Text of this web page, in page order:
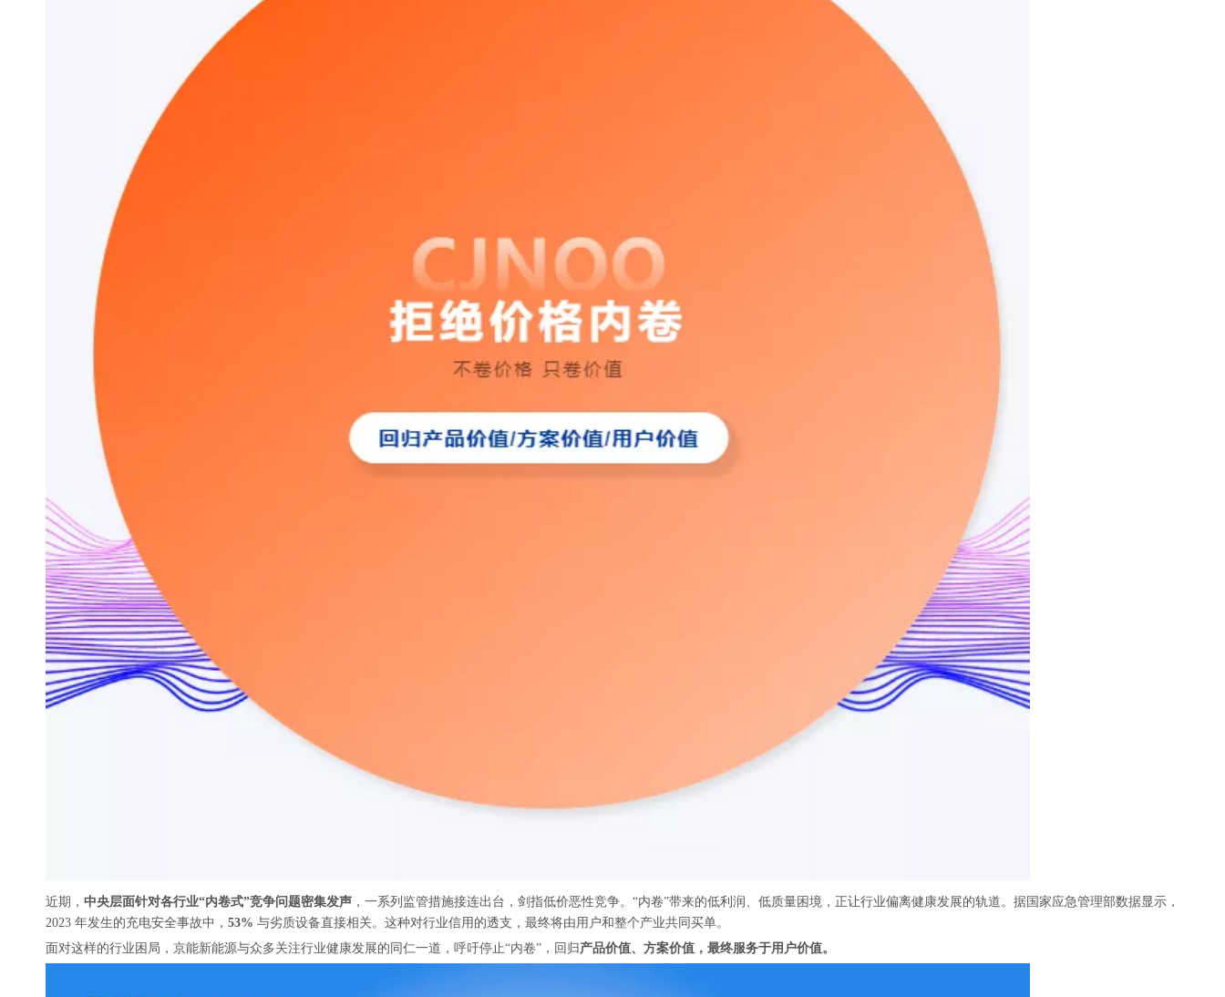
近期， 中央层面针对各行业“内卷式”竞争问题密集发声 ，一系列监管措施接连出台，剑指低价恶性竞争。“内卷”带来的低利润、低质量困境，正让行业偏离健康发展的轨道。据国家应急管理部数据显示，
2023 年发生的充电安全事故中， 53% 与劣质设备直接相关。这种对行业信用的透支，最终将由用户和整个产业共同买单。
面对这样的行业困局，京能新能源与众多关注行业健康发展的同仁一道，呼吁停止“内卷”，回归产品价值、方案价值，最终服务于用户价值。